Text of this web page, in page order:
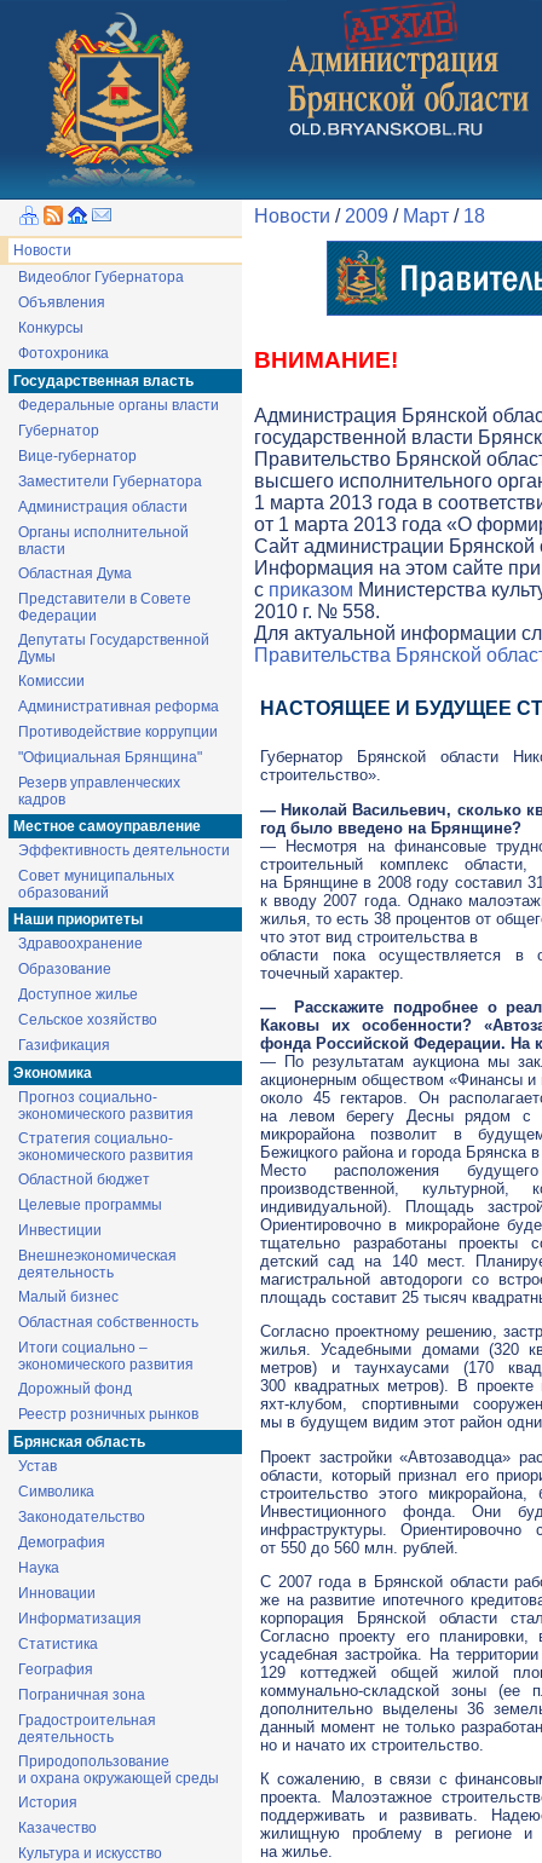
Новости
Видеоблог Губернатора
Объявления
Конкурсы
Фотохроника
Государственная власть
Федеральные органы власти
Губернатор
Вице-губернатор
Заместители Губернатора
Администрация области
Органы исполнительной
власти
Областная Дума
Представители в Совете
Федерации
Депутаты Государственной
Думы
Комиссии
Административная реформа
Противодействие коррупции
"Официальная Брянщина"
Резерв управленческих
кадров
Местное самоуправление
Эффективность деятельности
Совет муниципальных
образований
Наши приоритеты
Здравоохранение
Образование
Доступное жилье
Сельское хозяйство
Газификация
Экономика
Прогноз социально-
экономического развития
Стратегия социально-
экономического развития
Областной бюджет
Целевые программы
Инвестиции
Внешнеэкономическая
деятельность
Малый бизнес
Областная собственность
Итоги социально –
экономического развития
Дорожный фонд
Реестр розничных рынков
Брянская область
Устав
Символика
Законодательство
Демография
Наука
Инновации
Информатизация
Статистика
География
Пограничная зона
Градостроительная
деятельность
Природопользование
и охрана окружающей среды
История
Казачество
Культура и искусство
Новости / 2009 / Март / 18
ВНИМАНИЕ!
Администрация Брянской
государственной власти
Правительство Брянской
высшего исполнительного
1 марта 2013 года в
от 1 марта 2013 года «О
Cайт администрации Брянской
Информация на этом сайте
с приказом Министерства
2010 г. № 558.
Для актуальной информации
Правительства Брянской
НАСТОЯЩЕЕ И БУДУЩЕЕ
Губернатор Брянской области
строительство».
— Николай Васильевич, сколько
год было введено на Брянщине?
— Несмотря на финансовые
строительный комплекс
на Брянщине в 2008 году составил
к вводу 2007 года. Однако
жилья, то есть 38 процентов от
что этот вид строительства в
области пока осуществляется в
точечный характер.
— Расскажите подробнее о
Каковы их особенности?
фонда Российской Федерации. На
— По результатам аукциона мы
акционерным обществом «Финансы и
около 45 гектаров. Он
на левом берегу Десны рядом с
микрорайона позволит в
Бежицкого района и города Брянска
Место расположения
производственной,
индивидуальной). Площадь
Ориентировочно в микрорайоне
тщательно разработаны проекты
детский сад на 140 мест.
магистральной автодороги со
площадь составит 25 тысяч
Согласно проектному решению,
жилья. Усадебными домами (320
метров) и таунхаусами (170
300 квадратных метров). В
яхт-клубом, спортивными
мы в будущем видим этот район
Проект застройки «Автозаводца»
области, который признал его
строительство этого
Инвестиционного фонда. Они
инфраструктуры.
от 550 до 560 млн. рублей.
С 2007 года в Брянской области
же на развитие ипотечного
корпорация Брянской области
Согласно проекту его планировки,
усадебная застройка. На
129 коттеджей общей жилой
коммунально-складской зоны
дополнительно выделены 36
данный момент не только
но и начато их строительство.
К сожалению, в связи с
проекта. Малоэтажное
поддерживать и развивать.
жилищную проблему в регионе и
на жилье.